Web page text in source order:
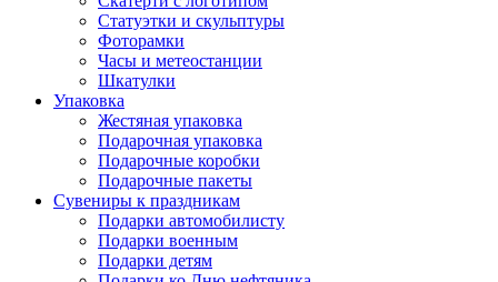
Статуэтки и скульптуры
Фоторамки
Часы и метеостанции
Шкатулки
Упаковка
Жестяная упаковка
Подарочная упаковка
Подарочные коробки
Подарочные пакеты
Сувениры к праздникам
Подарки автомобилисту
Подарки военным
Подарки детям